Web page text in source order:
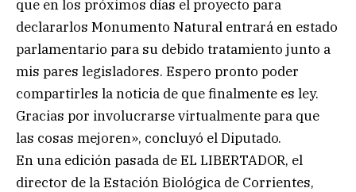
que en los próximos días el proyecto para
declararlos Monumento Natural entrará en estado
parlamentario para su debido tratamiento junto a
mis pares legisladores. Espero pronto poder
compartirles la noticia de que finalmente es ley.
Gracias por involucrarse virtualmente para que
las cosas mejoren», concluyó el Diputado.
En una edición pasada de EL LIBERTADOR, el
director de la Estación Biológica de Corrientes,